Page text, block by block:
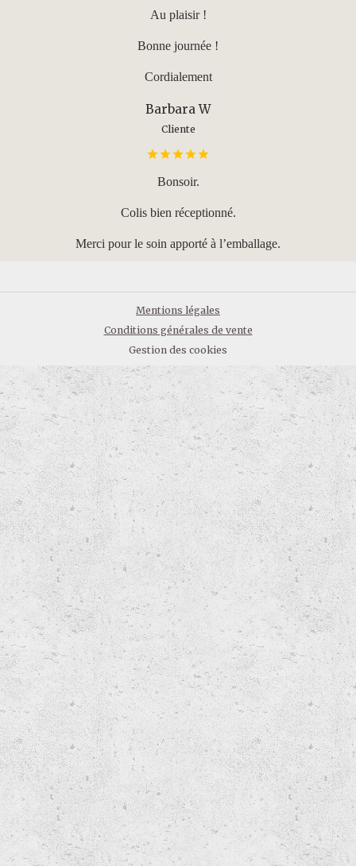
Au plaisir !
Bonne journée !
Cordialement
Barbara W
Cliente
Bonsoir.
Colis bien réceptionné.
Merci pour le soin apporté à l’emballage.
Mentions légales
Conditions générales de vente
Gestion des cookies